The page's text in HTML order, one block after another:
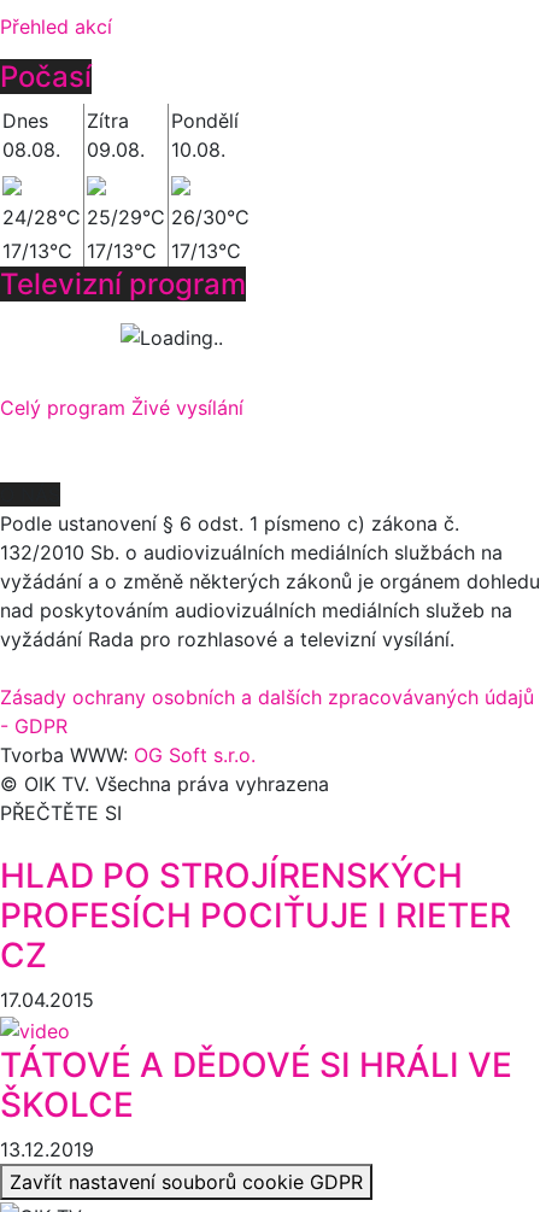
Přehled akcí
Počasí
Dnes
08.08.
Zítra
09.08.
Pondělí
10.08.
24/28°C 25/29°C 26/30°C
17/13°C
17/13°C 17/13°C
Televizní program
Celý program Živé vysílání
Podle ustanovení § 6 odst. 1 písmeno c) zákona č.
132/2010 Sb. o audiovizuálních mediálních službách na
vyžádání a o změně některých zákonů je orgánem dohledu
nad poskytováním audiovizuálních mediálních služeb na
vyžádání Rada pro rozhlasové a televizní vysílání.
Zásady ochrany osobních a dalších zpracovávaných údajů
- GDPR
Tvorba WWW: OG Soft s.r.o.
© OIK TV. Všechna práva vyhrazena
PŘEČTĚTE SI
HLAD PO STROJÍRENSKÝCH
PROFESÍCH POCIŤUJE I RIETER
CZ
17.04.2015
TÁTOVÉ A DĚDOVÉ SI HRÁLI VE
ŠKOLCE
13.12.2019
Zavřít nastavení souborů cookie GDPR